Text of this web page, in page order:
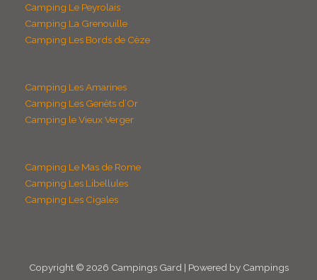
Camping Le Peyrolais
Camping La Grenouille
Camping Les Bords de Cèze
Camping Les Amarines
Camping Les Genêts d’Or
Camping le Vieux Verger
Camping Le Mas de Rome
Camping Les Libellules
Camping Les Cigales
Copyright © 2026 Campings Gard | Powered by Campings